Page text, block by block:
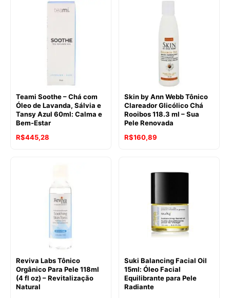
Teami Soothe – Chá com
Óleo de Lavanda, Sálvia e
Tansy Azul 60ml: Calma e
Bem-Estar
R$445,28
Skin by Ann Webb Tônico
Clareador Glicólico Chá
Rooibos 118.3 ml – Sua
Pele Renovada
R$160,89
Reviva Labs Tônico
Orgânico Para Pele 118ml
(4 fl oz) – Revitalização
Natural
Suki Balancing Facial Oil
15ml: Óleo Facial
Equilibrante para Pele
Radiante